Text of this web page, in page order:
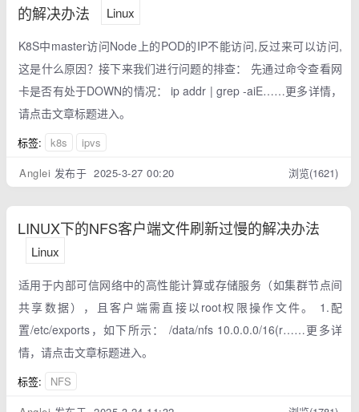
的解决办法
Linux
K8S中master访问Node上的POD的IP不能访问,反过来可以访问,
这是什么原因？接下来我们进行问题的排查： 先通过命令查看网
卡是否有处于DOWN的情况： ip addr | grep -aiE……更多详情，
请点击文章标题进入。
标签: k8s
ipvs
Anglei 发布于 2025-3-27 00:20 浏览(1621)
LINUX下的NFS客户端文件刷新过慢的解决办法
Linux
适用于内部可信网络中的高性能计算或存储服务（如集群节点间
共享数据），且客户端需直接以root权限操作文件。 1.配
置/etc/exports，如下所示： /data/nfs 10.0.0.0/16(r……更多详
情，请点击文章标题进入。
标签:
NFS